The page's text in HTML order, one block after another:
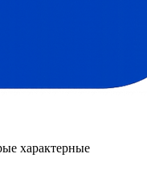
характерные